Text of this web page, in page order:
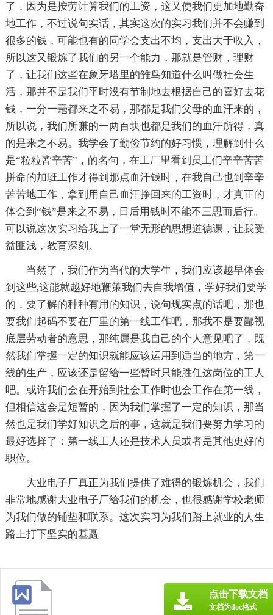
了，因为是按劳计算我们的工资，这又使我们更加地勤奋
地工作，不过说句实话，其实这次的实习我们并不会赚到
很多的钱，可能也有的同学会支出不均，支出大于收入，
所以这又锻炼了我们的另一个能力，那就是管财，理财
了，让我们这些在象牙塔里的雏鸟知道什么叫做社会生
活，那并不是我们平时没有节制地去根据自己的喜好去花
钱，一分一毫都来之不易，那都是我们父母的血汗来的，
所以说，我们所赚的一两百块也都是我们的血汗所得，真
的是来之不易。我学会了勤俭节约的好习惯，理解到什么
是“粒粒皆辛苦”，的名句，在工厂里看到员工们辛辛苦苦
拼命的加班工作才得到那点血汗钱时，在我自己也到辛辛
苦苦地工作，拿到用自己血汗挣回来的工资时，才真正的
体会到“钱”是来之不易，日后用钱时不能不三思而后行。
可以说这次实习给我上了一堂无形的思想道德课，让我受
益匪浅，教育深刻。
当然了，我们作为当代的大学生，我们应该越早体会
到这些,这能就越好地鞭策我们去自我增值，学好我们要学
的，要了解的种种有用的知识，说句现实点的话吧，那也
要我们起码不要在厂里的第一线工作吧，那我不是要鄙视
底层劳动者的意思，那纯属是我自己的个人意见吧了，既
然我们掌握一定的知识就能应该运用到适当的地方，第一
线的生产，应该还是留给一些暂时只能胜任这岗位的工人
吧。或许我们会在开始到社会工作时也会工作在第一线，
但相信这会是短暂的，因为我们掌握了一定的知识，那当
然也是我们学好知识之后的事，这就是我们要努力学习的
最好选择了：第一线工人还是技术人员或者是其他更好的
职位。
大业电子厂真正为我们提供了难得的锻炼机会，我们
非常地感谢大业电子厂给我们的机会，也很感谢学校老师
为我们做的铺垫和联系。这次实习为我们踏上就业的人生
路上打下坚实的基矗
点击下载文档
文档为doc格式